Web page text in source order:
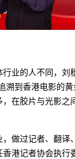
业的人不同，刘
溯到香港电影的
在胶片与光影之
做过记者、翻译
港记者协会执行